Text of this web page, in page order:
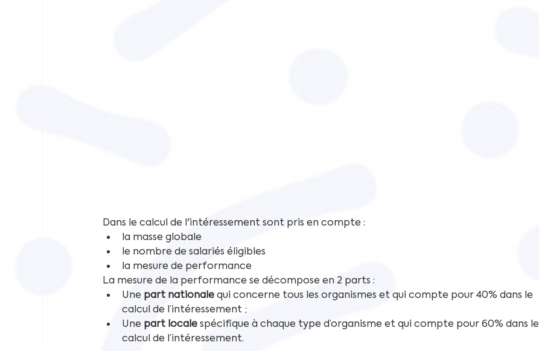
Dans le calcul de l'intéressement sont pris en compte :
la masse globale
le nombre de salariés éligibles
la mesure de performance
La mesure de la performance se décompose en 2 parts :
Une part nationale qui concerne tous les organismes et qui compte pour 40% dans le
calcul de l’intéressement ;
Une part locale spécifique à chaque type d’organisme et qui compte pour 60% dans le
calcul de l’intéressement.